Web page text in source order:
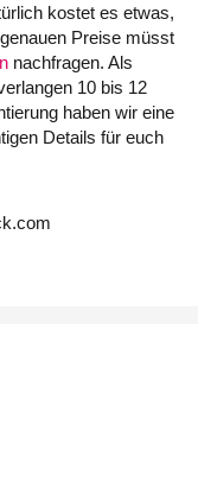
kostet es etwas,
Preise müsst
nachfragen. Als
10 bis 12
haben wir eine
Details für euch